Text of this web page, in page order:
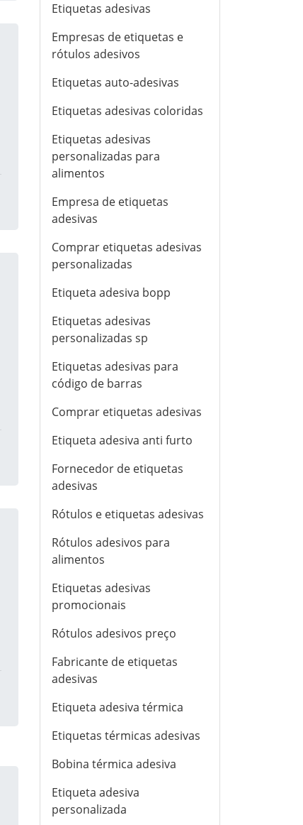
Etiquetas adesivas
Empresas de etiquetas e
rótulos adesivos
Etiquetas auto-adesivas
Etiquetas adesivas coloridas
Etiquetas adesivas
personalizadas para
alimentos
Empresa de etiquetas
adesivas
Comprar etiquetas adesivas
personalizadas
Etiqueta adesiva bopp
Etiquetas adesivas
personalizadas sp
Etiquetas adesivas para
código de barras
Comprar etiquetas adesivas
Etiqueta adesiva anti furto
Fornecedor de etiquetas
adesivas
Rótulos e etiquetas adesivas
Rótulos adesivos para
alimentos
Etiquetas adesivas
promocionais
Rótulos adesivos preço
Fabricante de etiquetas
adesivas
Etiqueta adesiva térmica
Etiquetas térmicas adesivas
Bobina térmica adesiva
Etiqueta adesiva
personalizada